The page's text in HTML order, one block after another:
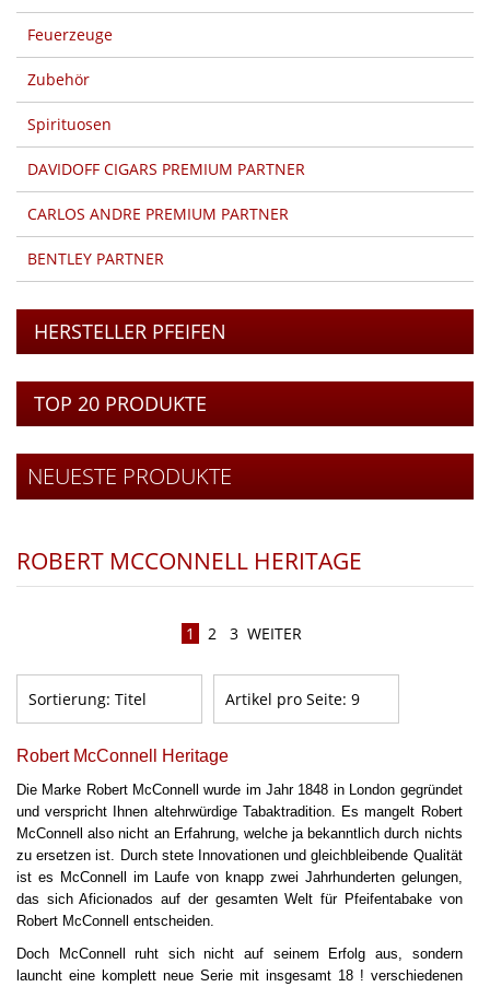
Feuerzeuge
Zubehör
Spirituosen
DAVIDOFF CIGARS PREMIUM PARTNER
CARLOS ANDRE PREMIUM PARTNER
BENTLEY PARTNER
HERSTELLER PFEIFEN
TOP 20 PRODUKTE
NEUESTE PRODUKTE
ROBERT MCCONNELL HERITAGE
1 2 3 WEITER
Sortierung: Titel Artikel pro Seite: 9
Robert McConnell Heritage
Die Marke Robert McConnell wurde im Jahr 1848 in London gegründet
und verspricht Ihnen altehrwürdige Tabaktradition. Es mangelt Robert
McConnell also nicht an Erfahrung, welche ja bekanntlich durch nichts
zu ersetzen ist. Durch stete Innovationen und gleichbleibende Qualität
ist es McConnell im Laufe von knapp zwei Jahrhunderten gelungen,
das sich Aficionados auf der gesamten Welt für Pfeifentabake von
Robert McConnell entscheiden.
Doch McConnell ruht sich nicht auf seinem Erfolg aus, sondern
launcht eine komplett neue Serie mit insgesamt 18 ! verschiedenen